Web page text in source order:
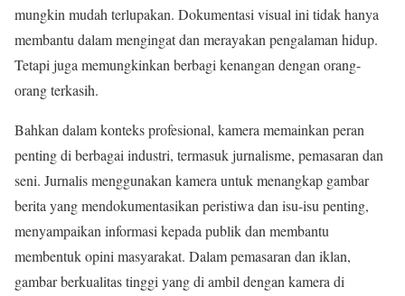
mungkin mudah terlupakan. Dokumentasi visual ini tidak hanya
membantu dalam mengingat dan merayakan pengalaman hidup.
Tetapi juga memungkinkan berbagi kenangan dengan orang-
orang terkasih.
Bahkan dalam konteks profesional, kamera memainkan peran
penting di berbagai industri, termasuk jurnalisme, pemasaran dan
seni. Jurnalis menggunakan kamera untuk menangkap gambar
berita yang mendokumentasikan peristiwa dan isu-isu penting,
menyampaikan informasi kepada publik dan membantu
membentuk opini masyarakat. Dalam pemasaran dan iklan,
gambar berkualitas tinggi yang di ambil dengan kamera di